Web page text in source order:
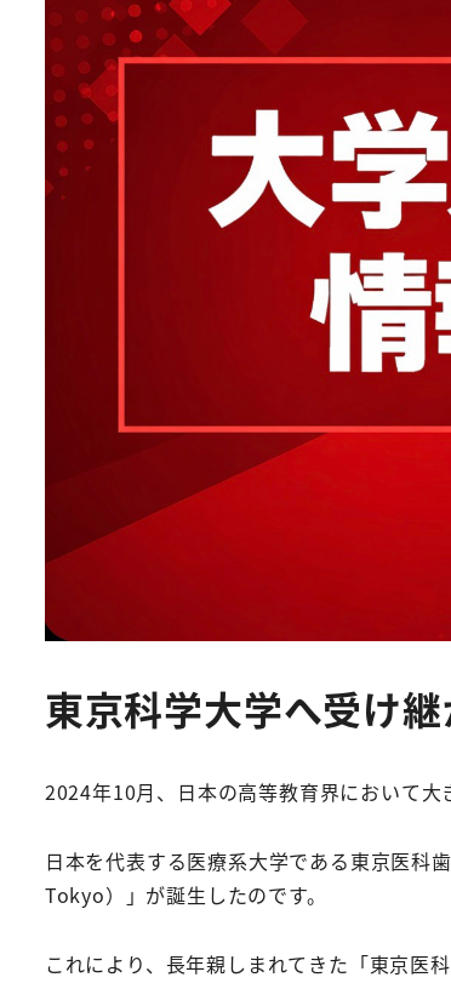
東京科学大学へ受け
2024年10月、日本の高等教育界において大
日本を代表する医療系大学である東京医
Tokyo）」が誕生したのです。
これにより、長年親しまれてきた「東京医